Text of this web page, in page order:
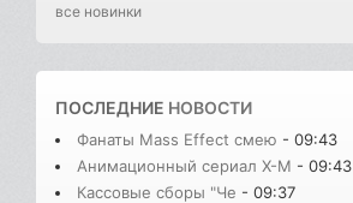
все новинки
ПОСЛЕДНИЕ НОВОСТИ
Фанаты Mass Effect смею - 09:43
Анимационный сериал X-M - 09:43
Кассовые сборы "Че - 09:37